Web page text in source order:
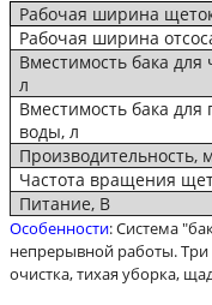
Рабочая ширина
Рабочая ширина
Вместимость бака для
л
Вместимость бака для
воды, л
Производительность,
Частота вращения
Питание, В
Особенности: Система
непрерывной работы.
очистка, тихая уборка,